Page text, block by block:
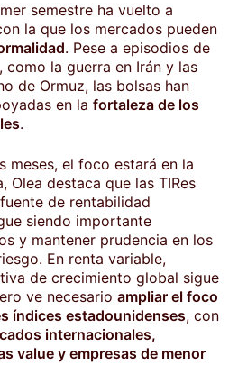
semestre ha vuelto a
la que los mercados pueden
. Pese a episodios de
, como la guerra en Irán y las
de Ormuz, las bolsas han
en la fortaleza de los
.
meses, el foco estará en la
Olea destaca que las TIRes
de rentabilidad
siendo importante
y mantener prudencia en los
En renta variable,
de crecimiento global sigue
ve necesario ampliar el foco
índices estadounidenses, con
internacionales,
value y empresas de menor